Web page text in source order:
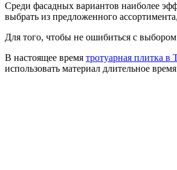
Среди фасадных вариантов наиболее
выбрать из предложенного
Для того, чтобы не ошибиться с
В настоящее время тротуарная плитка в
использовать материал длительное